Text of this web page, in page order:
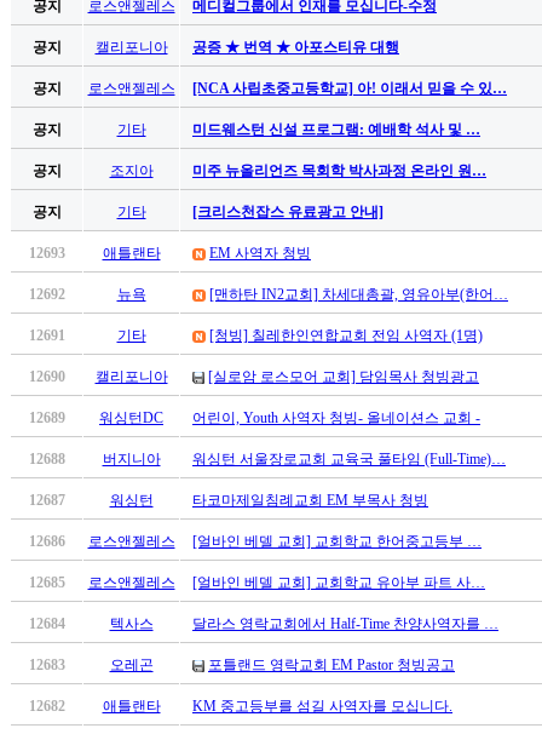
료
어
스
가
발
진
아
탑-
시
스
돔
공지 로스앤젤레스 메디컬그룹에서 인재를 모십니다-수정
공지 캘리포니아 공증 ★ 번역 ★ 아포스티유 대행
공지 로스앤젤레스 [NCA 사립초중고등학교] 아! 이래서 믿을 수 있…
공지 기타 미드웨스턴 신설 프로그램: 예배학 석사 및 …
공지 조지아 미주 뉴올리언즈 목회학 박사과정 온라인 원…
공지 기타 [크리스천잡스 유료광고 안내]
12693 애틀랜타 EM 사역자 청빙
12692 뉴욕 [맨하탄 IN2교회] 차세대총괄, 영유아부(한어…
12691 기타 [청빙] 칠레한인연합교회 전임 사역자 (1명)
12690 캘리포니아 [실로암 로스모어 교회] 담임목사 청빙광고
12689 워싱턴DC 어린이, Youth 사역자 청빙- 올네이션스 교회 -
12688 버지니아 워싱턴 서울장로교회 교육국 풀타임 (Full-Time)…
12687 워싱턴 타코마제일침례교회 EM 부목사 청빙
12686 로스앤젤레스 [얼바인 베델 교회] 교회학교 한어중고등부 …
12685 로스앤젤레스 [얼바인 베델 교회] 교회학교 유아부 파트 사…
12684 텍사스 달라스 영락교회에서 Half-Time 찬양사역자를 …
12683 오레곤 포틀랜드 영락교회 EM Pastor 청빙공고
12682 애틀랜타 KM 중고등부를 섬길 사역자를 모십니다.